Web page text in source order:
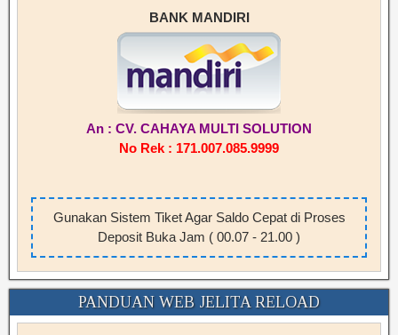
BANK MANDIRI
An : CV. CAHAYA MULTI SOLUTION
No Rek : 171.007.085.9999
Gunakan Sistem Tiket Agar Saldo Cepat di Proses
Deposit Buka Jam ( 00.07 - 21.00 )
PANDUAN WEB JELITA RELOAD